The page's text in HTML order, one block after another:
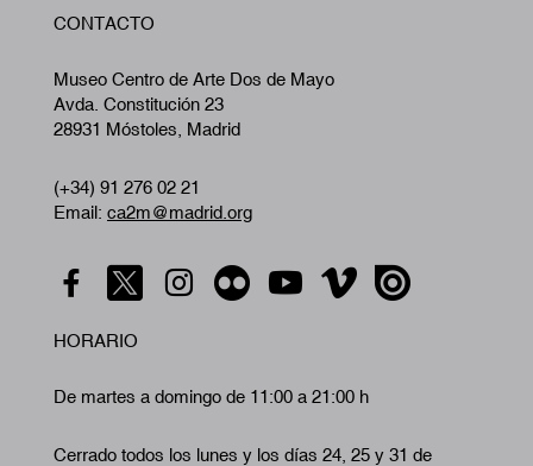
CONTACTO
Museo Centro de Arte Dos de Mayo
Avda. Constitución 23
28931 Móstoles, Madrid
(+34) 91 276 02 21
Email: ca2m@madrid.org
HORARIO
De martes a domingo de 11:00 a 21:00 h
Cerrado todos los lunes y los días 24, 25 y 31 de